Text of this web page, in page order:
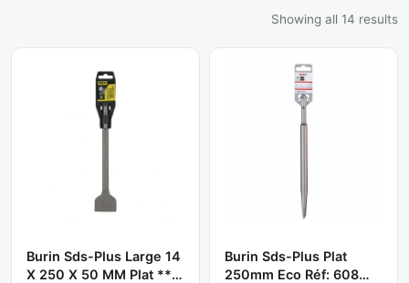
Showing all 14 results
Burin Sds-Plus Large 14
X 250 X 50 MM Plat **
Burin Sds-Plus Plat
250mm Eco Réf: 608